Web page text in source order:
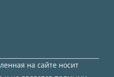
на сайте носит